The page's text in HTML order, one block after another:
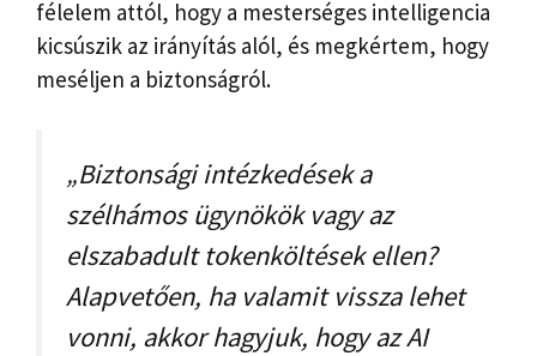
félelem attól, hogy a mesterséges intelligencia
kicsúszik az irányítás alól, és megkértem, hogy
meséljen a biztonságról.
„Biztonsági intézkedések a
szélhámos ügynökök vagy az
elszabadult tokenköltések ellen?
Alapvetően, ha valamit vissza lehet
vonni, akkor hagyjuk, hogy az AI